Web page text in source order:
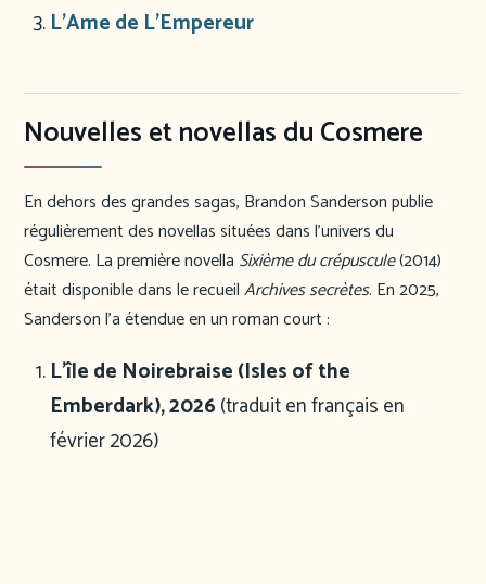
L’Ame de L’Empereur
Nouvelles et novellas du Cosmere
En dehors des grandes sagas, Brandon Sanderson publie
régulièrement des novellas situées dans l’univers du
Cosmere. La première novella Sixième du crépuscule(2014)
était disponible dans le recueilArchives secrètes. En 2025,
Sanderson l’a étendue en un roman court :
L’île de Noirebraise (Isles of the
Emberdark), 2026(traduit en français en
février 2026)